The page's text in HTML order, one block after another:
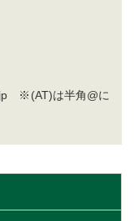
※(AT)は半角@に